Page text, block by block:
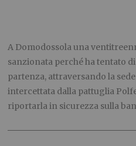
A Domodossola una
sanzionata perché ha tentato
partenza, attraversando la
intercettata dalla pattuglia
riportarla in sicurezza sulla